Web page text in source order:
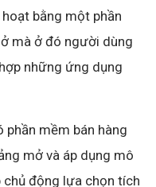
bằng một phần
mà ở đó người dùng
những ứng dụng
mềm bán hàng
mở và áp dụng mô
chủ động lựa chọn tích